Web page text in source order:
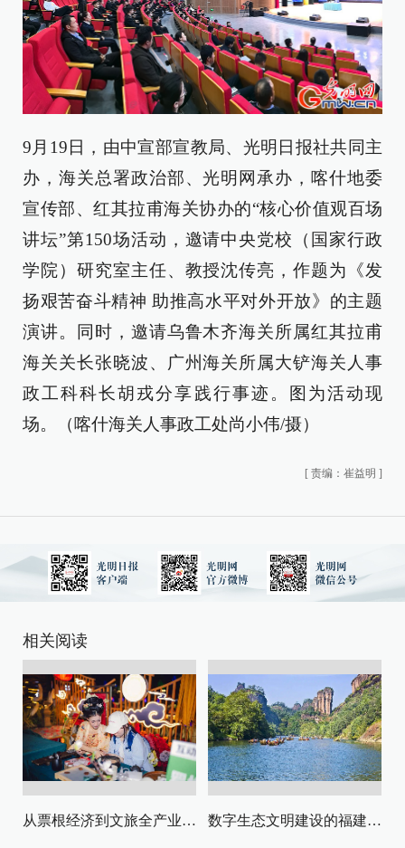
9月19日，由中宣部宣教局、光明日报社共同主
办，海关总署政治部、光明网承办，喀什地委
宣传部、红其拉甫海关协办的“核心价值观百场
讲坛”第150场活动，邀请中央党校（国家行政
学院）研究室主任、教授沈传亮，作题为《发
扬艰苦奋斗精神 助推高水平对外开放》的主题
演讲。同时，邀请乌鲁木齐海关所属红其拉甫
海关关长张晓波、广州海关所属大铲海关人事
政工科科长胡戎分享践行事迹。图为活动现
场。（喀什海关人事政工处尚小伟/摄）
[ 责编：崔益明 ]
相关阅读
从票根经济到文旅全产业链升级 数字生态文明建设的福建路径与启示